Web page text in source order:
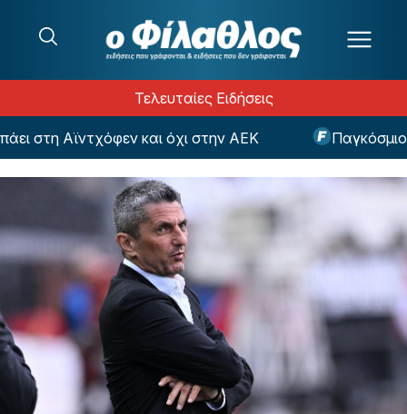
Τελευταίες Ειδήσεις
Αϊντχόφεν και όχι στην ΑΕΚ Παγκόσμιο